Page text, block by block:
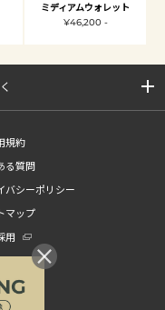
ミディアムウォレット
¥46,200 -
規約
る質問
バシーポリシー
マップ
用